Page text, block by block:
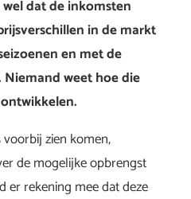
dat de inkomsten
in de markt
en met de
weet hoe die
voorbij zien komen,
de mogelijke opbrengst
er rekening mee dat deze